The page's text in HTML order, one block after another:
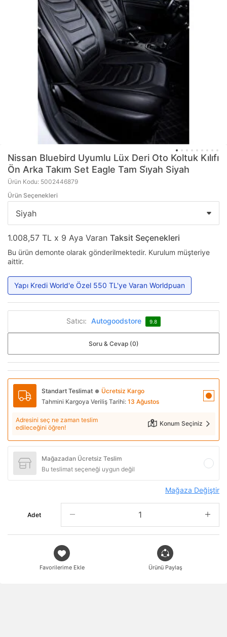
Nissan Bluebird Uyumlu Lüx Deri Oto Koltuk Kılıfı
Ön Arka Takım Set Eagle Tam Si̇yah Siyah
Ürün Kodu: 5002446879
Ürün Seçenekleri
1.008,57 TL x 9 Aya Varan Taksit Seçenekleri
Bu ürün demonte olarak gönderilmektedir. Kurulum müşteriye
aittir.
Yapı Kredi World'e Özel 550 TL'ye Varan Worldpuan
Satıcı: Autogoodstore 9.8
Soru & Cevap (0)
Standart Teslimat ● Ücretsiz Kargo
Tahmini Kargoya Veriliş Tarihi: 13 Ağustos
Adresini seç ne zaman teslim
edileceğini öğren!
Konum Seçiniz
Mağazadan Ücretsiz Teslim
Bu teslimat seçeneği uygun değil
Mağaza Değiştir
Adet
Favorilerime Ekle Ürünü Paylaş